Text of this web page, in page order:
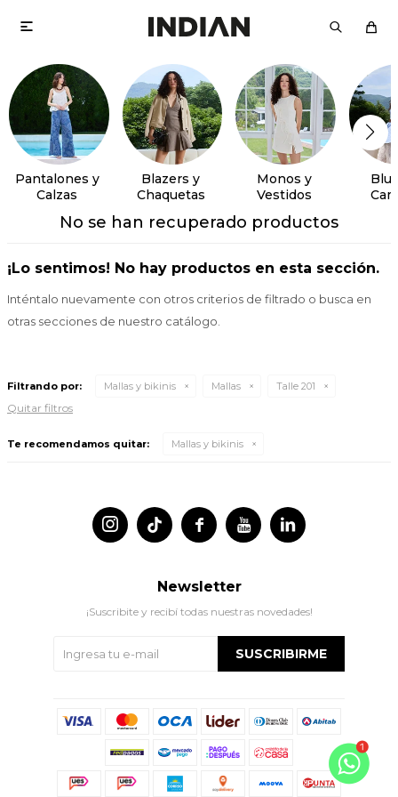

Pantalones y
Calzas
Blazers y
Chaquetas
Monos y
Vestidos
No se han recuperado productos
¡Lo sentimos! No hay productos en esta sección.
Inténtalo nuevamente con otros criterios de filtrado o busca en
otras secciones de nuestro catálogo.
Filtrando por: Mallas y bikinis Mallas Talle 201
Quitar filtros
Te recomendamos quitar: Mallas y bikinis
 
 
Newsletter
¡Suscribite y recibí todas nuestras novedades!
SUSCRIBIRME